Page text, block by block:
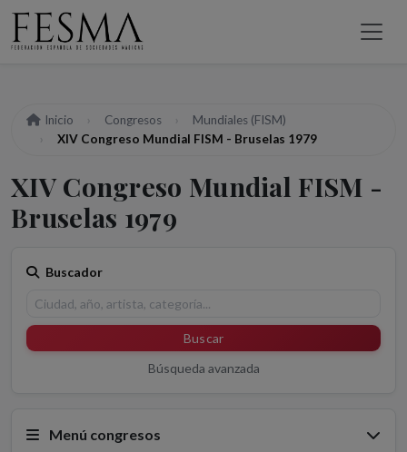
Inicio Congresos
Mundiales (FISM)
XIV Congreso Mundial FISM - Bruselas 1979
XIV Congreso Mundial FISM -
Bruselas 1979
Buscador
Buscar
Búsqueda avanzada
Menú congresos